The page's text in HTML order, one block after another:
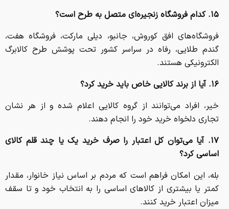
۱۵. کدام فروشگاه زنجیره‌ای متصل به طرح است؟
فروشگاه‌های افق کوروش، جانبو، دیلیمارکت، فروشگاه هفت،
گندم طلایی، رفاه در سراسر کشور تحت پوشش طرح کالابرگ
الکترونیکی هستند.
۱۶. آیا از برند کالایی خاص باید خرید کرد؟
خیر، افراد می‌توانند از گروه کالایی اعلام شده و از هر نشان
تجاری دلخواه خرید خود را انجام دهند.
۱۷. آیا می‌توان کل اعتبار را صرف خرید یک یا چند قلم کالای
اساسی کرد؟
بله، این امکان فراهم است که مردم بر اساس نیاز خانوار، مقدار
کمتر یا بیشتری از کالاهای اساسی را به انتخاب خود و تا سقف
میزان اعتبار خرید کنند.